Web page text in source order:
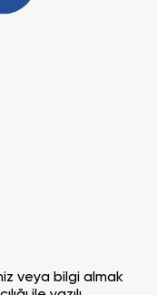
veya bilgi almak